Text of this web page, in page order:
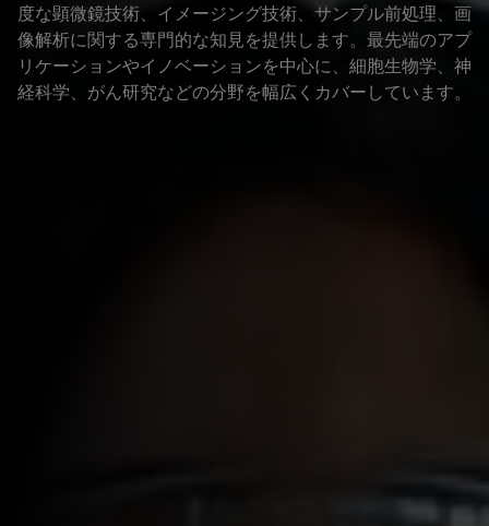
度な顕微鏡技術、イメージング技術、サンプル前処理、画
像解析に関する専門的な知見を提供します。最先端のアプ
リケーションやイノベーションを中心に、細胞生物学、神
経科学、がん研究などの分野を幅広くカバーしています。